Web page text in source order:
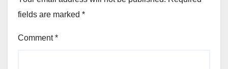
fields are marked *
Comment*